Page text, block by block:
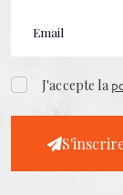
J'accepte la